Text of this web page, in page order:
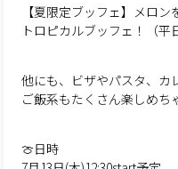
【夏限定ブッフェ】メロ
トロピカルブッフェ！（平
他にも、ビザやパスタ、カ
ご飯系もたくさん楽しめち
🍈日時